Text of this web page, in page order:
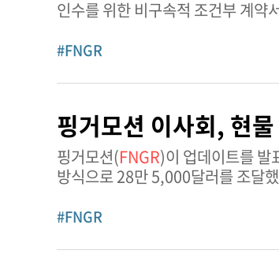
인수를 위한 비구속적 조건부 계약
#FNGR
핑거모션 이사회, 현
핑거모션(FNGR)이 업데이트를 발표했다. 2025년 11월 14일, 핑거모션은 주당 1.50달러에 보
방식으로 28만 5,000달러를 조달
#FNGR